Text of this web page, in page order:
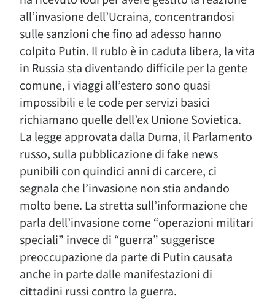
all’invasione dell’Ucraina, concentrandosi
sulle sanzioni che fino ad adesso hanno
colpito Putin. Il rublo è in caduta libera, la vita
in Russia sta diventando difficile per la gente
comune, i viaggi all’estero sono quasi
impossibili e le code per servizi basici
richiamano quelle dell’ex Unione Sovietica.
La legge approvata dalla Duma, il Parlamento
russo, sulla pubblicazione di fake news
punibili con quindici anni di carcere, ci
segnala che l’invasione non stia andando
molto bene. La stretta sull’informazione che
parla dell’invasione come “operazioni militari
speciali” invece di “guerra” suggerisce
preoccupazione da parte di Putin causata
anche in parte dalle manifestazioni di
cittadini russi contro la guerra.